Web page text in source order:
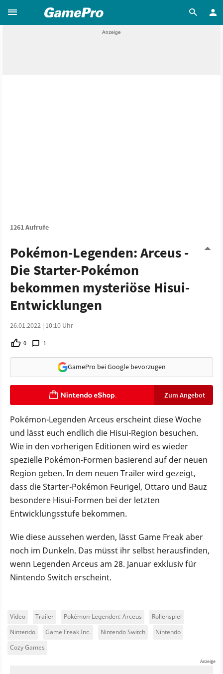
1261 Aufrufe
Pokémon-Legenden: Arceus -
Die Starter-Pokémon
bekommen mysteriöse Hisui-
Entwicklungen
26.01.2022 | 10:10 Uhr
0 1
GamePro bei Google bevorzugen
Zum Angebot
Pokémon-Legenden Arceus erscheint diese Woche
und lässt euch endlich die Hisui-Region besuchen.
Wie in den vorherigen Editionen wird es wieder
spezielle Pokémon-Formen basierend auf der neuen
Region geben. In dem neuen Trailer wird gezeigt,
dass die Starter-Pokémon Feurigel, Ottaro und Bauz
besondere Hisui-Formen bei der letzten
Entwicklungsstufe bekommen.
Wie diese aussehen werden, lässt Game Freak aber
noch im Dunkeln. Das müsst ihr selbst herausfinden,
wenn Legenden Arceus am 28. Januar exklusiv für
Nintendo Switch erscheint.
Video Trailer Pokémon-Legenden: Arceus
Rollenspiel
Nintendo
Game Freak Inc. Nintendo Switch
Nintendo
Cozy Games